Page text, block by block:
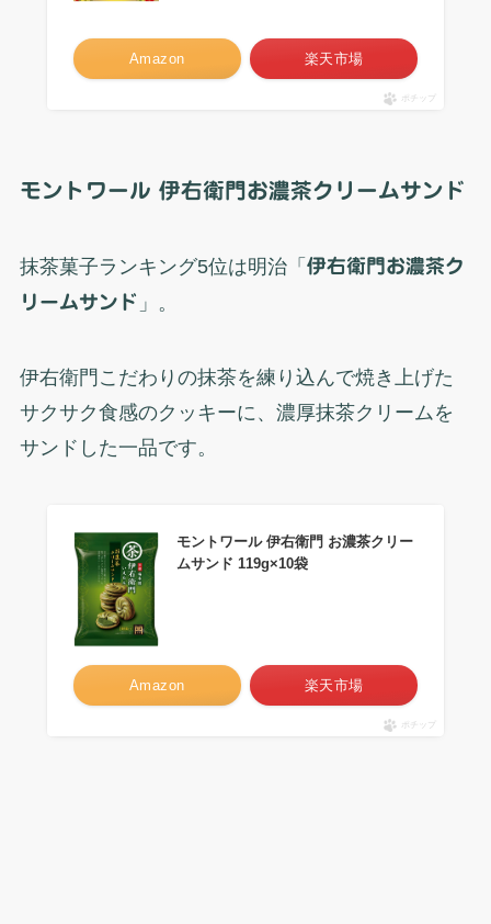
Amazon 楽天市場
ポチップ
モントワール 伊右衛門お濃茶クリームサンド
抹茶菓子ランキング5位は明治「 伊右衛門お濃茶ク
リームサンド 」。
伊右衛門こだわりの抹茶を練り込んで焼き上げた
サクサク食感のクッキーに、濃厚抹茶クリームを
サンドした一品です。
モントワール 伊右衛門 お濃茶クリー
ムサンド 119g×10袋
Amazon 楽天市場
ポチップ